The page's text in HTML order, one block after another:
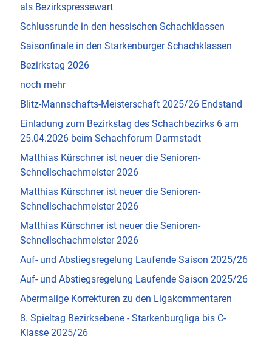
als Bezirkspressewart
Schlussrunde in den hessischen Schachklassen
Saisonfinale in den Starkenburger Schachklassen
Bezirkstag 2026
noch mehr
Blitz-Mannschafts-Meisterschaft 2025/26 Endstand
Einladung zum Bezirkstag des Schachbezirks 6 am
25.04.2026 beim Schachforum Darmstadt
Matthias Kürschner ist neuer die Senioren-
Schnellschachmeister 2026
Matthias Kürschner ist neuer die Senioren-
Schnellschachmeister 2026
Matthias Kürschner ist neuer die Senioren-
Schnellschachmeister 2026
Auf- und Abstiegsregelung Laufende Saison 2025/26
Auf- und Abstiegsregelung Laufende Saison 2025/26
Abermalige Korrekturen zu den Ligakommentaren
8. Spieltag Bezirksebene - Starkenburgliga bis C-
Klasse 2025/26